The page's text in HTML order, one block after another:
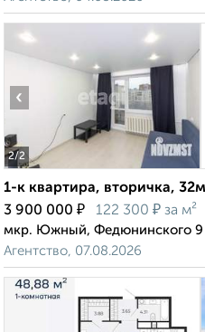
2/2
‹
1-к квартира, вторичка,
3 900 000 ₽ 122 300 ₽ за м²
мкр. Южный, Федюнинского 9
Агентство, 07.08.2026